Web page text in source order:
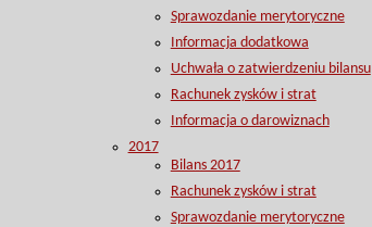
Sprawozdanie merytoryczne
Informacja dodatkowa
Uchwała o zatwierdzeniu bilansu
Rachunek zysków i strat
Informacja o darowiznach
2017
Bilans 2017
Rachunek zysków i strat
Sprawozdanie merytoryczne